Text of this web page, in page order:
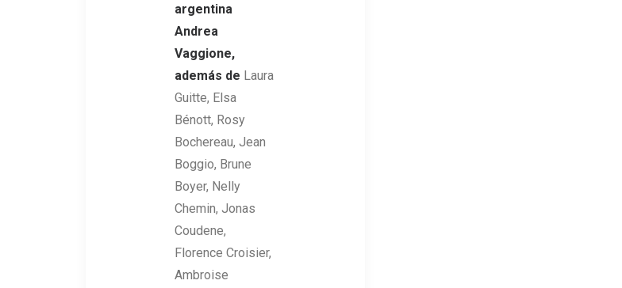
argentina
Andrea
Vaggione,
además de Laura
Guitte, Elsa
Bénott, Rosy
Bochereau, Jean
Boggio, Brune
Boyer, Nelly
Chemin, Jonas
Coudene,
Florence Croisier,
Ambroise